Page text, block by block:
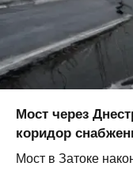
Мост через
коридор
Мост в Затоке